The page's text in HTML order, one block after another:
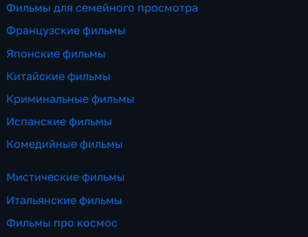
Фильмы для семейного просмотра
Французские фильмы
Японские фильмы
Китайские фильмы
Криминальные фильмы
Испанские фильмы
Комедийные фильмы
Мистические фильмы
Итальянские фильмы
Фильмы про космос